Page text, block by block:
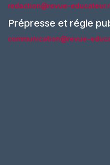
redaction@revue-
Prépresse et régie
communication@revue-